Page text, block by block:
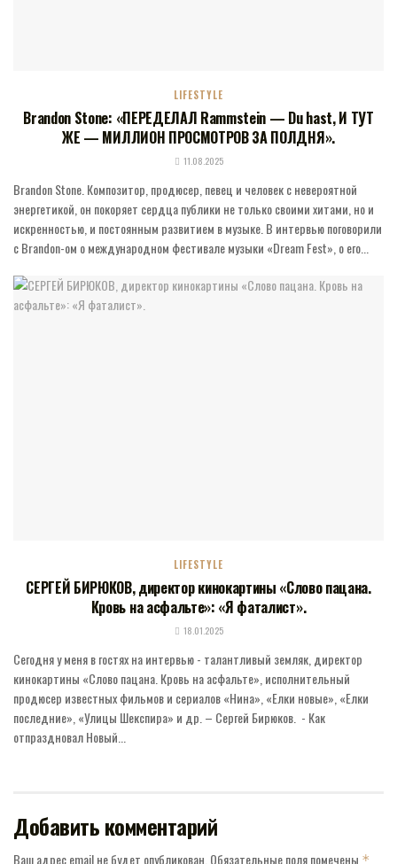
LIFESTYLE
Brandon Stone: «ПЕРЕДЕЛАЛ Rammstein — Du hast, И ТУТ
ЖЕ — МИЛЛИОН ПРОСМОТРОВ ЗА ПОЛДНЯ».
11.08.2025
Brandon Stone. Композитор, продюсер, певец и человек с невероятной
энергетикой, он покоряет сердца публики не только своими хитами, но и
искренностью, и постоянным развитием в музыке. В интервью поговорили
с Brandon-ом о международном фестивале музыки «Dream Fest», о его...
LIFESTYLE
СЕРГЕЙ БИРЮКОВ, директор кинокартины «Слово пацана.
Кровь на асфальте»: «Я фаталист».
18.01.2025
Сегодня у меня в гостях на интервью - талантливый земляк, директор
кинокартины «Слово пацана. Кровь на асфальте», исполнительный
продюсер известных фильмов и сериалов «Нина», «Елки новые», «Елки
последние», «Улицы Шекспира» и др. – Сергей Бирюков. - Как
отпраздновал Новый...
Добавить комментарий
Ваш адрес email не будет опубликован. Обязательные поля помечены *